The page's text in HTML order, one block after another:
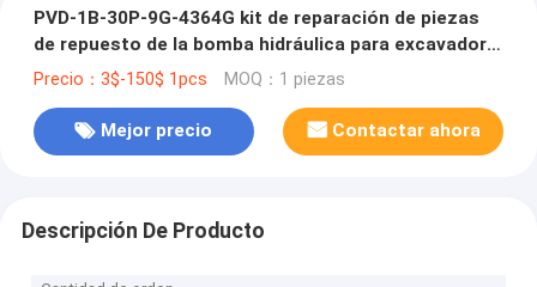
PVD-1B-30P-9G-4364G kit de reparación de piezas
de repuesto de la bomba hidráulica para excavadora
cx35
Precio：3$-150$ 1pcs MOQ：1 piezas
Mejor precio Contactar ahora
Descripción De Producto